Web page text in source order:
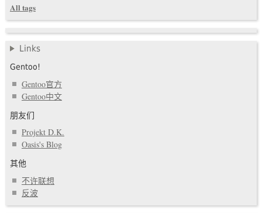
All tags
Links
Gentoo!
Gentoo官方
Gentoo中文
朋友们
Projekt D.K.
Oasis's Blog
其他
不许联想
反波